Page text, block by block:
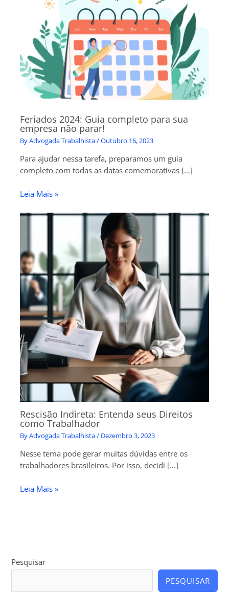
Feriados 2024: Guia completo para sua
empresa não parar!
ByAdvogada Trabalhista/Outubro 16, 2023
Para ajudar nessa tarefa, preparamos um guia
completo com todas as datas comemorativas […]
Leia Mais »
Rescisão Indireta: Entenda seus Direitos
como Trabalhador
ByAdvogada Trabalhista/ Dezembro 3, 2023
Nesse tema pode gerar muitas dúvidas entre os
trabalhadores brasileiros. Por isso, decidi […]
Leia Mais »
Pesquisar
PESQUISAR